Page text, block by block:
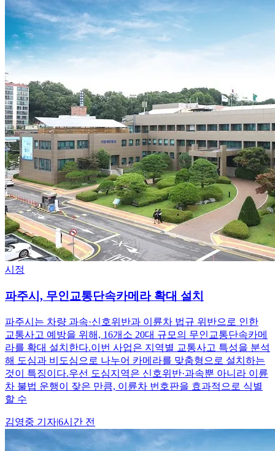
시정
파주시, 무인교통단속카메라 확대 설치
파주시는 차량 과속·신호위반과 이륜차 법규 위반으로 인한
교통사고 예방을 위해, 16개소 20대 규모의 무인교통단속카메
라를 확대 설치한다.이번 사업은 지역별 교통사고 특성을 분석
해 도심과 비도심으로 나누어 카메라를 맞춤형으로 설치하는
것이 특징이다.우선 도심지역은 신호위반·과속뿐 아니라 이륜
차 불법 운행이 잦은 만큼, 이륜차 번호판을 효과적으로 식별
할 수
김영중 기자|6시간 전